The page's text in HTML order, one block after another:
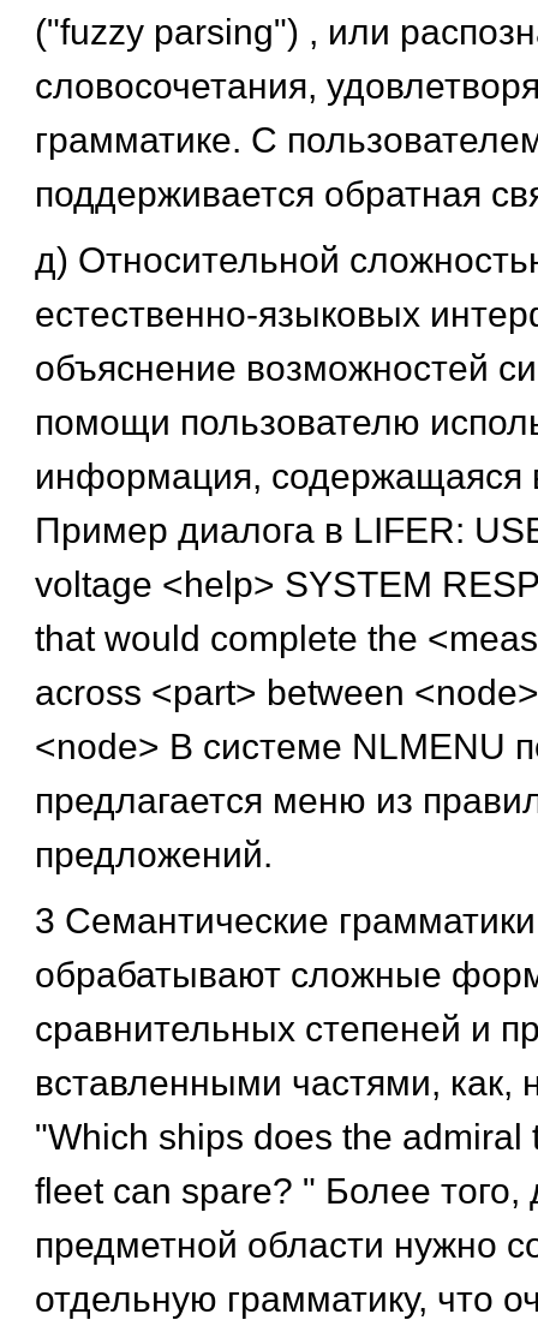
("fuzzy parsing") , или
словосочетания,
грамматике. С
поддерживается обратная
д) Относительной
естественно-языковых
объяснение возможностей
помощи пользователю
информация, содержащаяся
Пример диалога в LIFER:
voltage <help> SYSTEM
that would complete the
across <part> between
<node> В системе NLMENU
предлагается меню из
предложений.
3 Семантические
обрабатывают сложные
сравнительных степеней и
вставленными частями, как,
"Which ships does the admiral
fleet can spare? " Более того,
предметной области нужно
отдельную грамматику, что